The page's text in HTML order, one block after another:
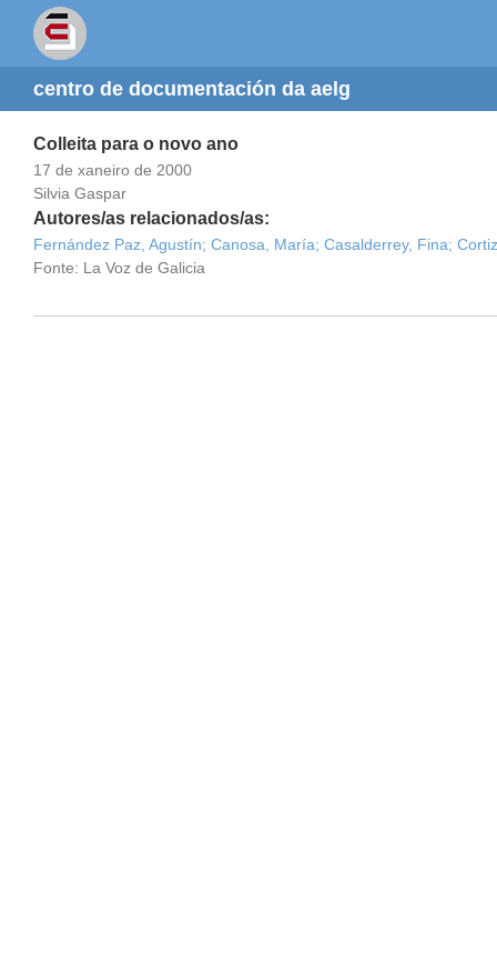
centro de documentación da aelg
Colleita para o novo ano
17 de xaneiro de 2000
Silvia Gaspar
Autores/as relacionados/as:
Fernández Paz, Agustín; Canosa, María; Casalderrey, Fina;
Fonte: La Voz de Galicia